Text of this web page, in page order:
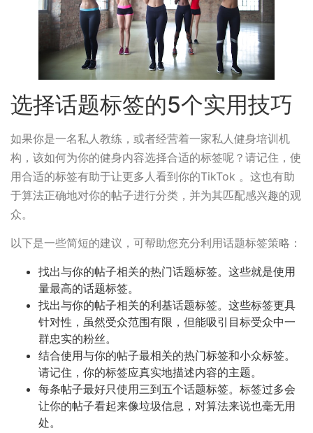
选择话题标签的5个实用技巧
如果你是一名私人教练，或者经营着一家私人健身培训机
构，该如何为你的健身内容选择合适的标签呢？请记住，使
用合适的标签有助于让更多人看到你的TikTok 。这也有助
于算法正确地对你的帖子进行分类，并为其匹配感兴趣的观
众。
以下是一些简短的建议，可帮助您充分利用话题标签策略：
找出与你的帖子相关的热门话题标签。这些就是使用
量最高的话题标签。
找出与你的帖子相关的利基话题标签。这些标签更具
针对性，虽然受众范围有限，但能吸引目标受众中一
群忠实的粉丝。
结合使用与你的帖子最相关的热门标签和小众标签。
请记住，你的标签应真实地描述内容的主题。
每条帖子最好只使用三到五个话题标签。标签过多会
让你的帖子看起来像垃圾信息，对算法来说也毫无用
处。